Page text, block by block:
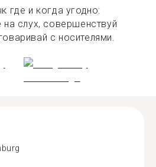
где и когда угодно:
на слух, совершенствуй
с носителями.